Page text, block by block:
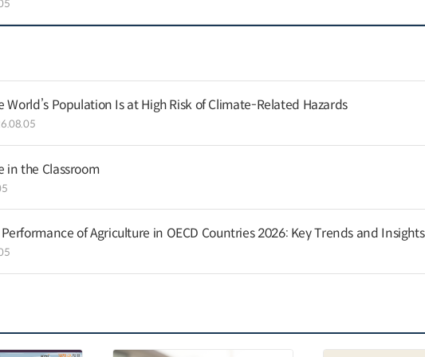
World’s Population Is at High Risk of Climate-Related Hazards
in the Classroom
of Agriculture in OECD Countries 2026: Key Trends and Insights